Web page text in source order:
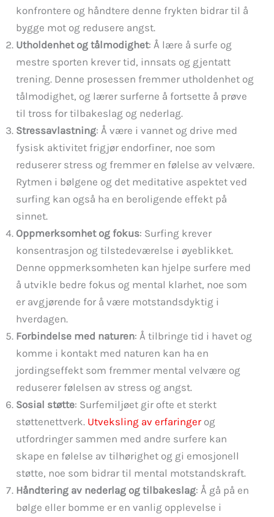
konfrontere og håndtere denne frykten bidrar til å
bygge mot og redusere angst.
Utholdenhet og tålmodighet: Å lære å surfe og
mestre sporten krever tid, innsats og gjentatt
trening. Denne prosessen fremmer utholdenhet og
tålmodighet, og lærer surferne å fortsette å prøve
til tross for tilbakeslag og nederlag.
Stressavlastning: Å være i vannet og drive med
fysisk aktivitet frigjør endorfiner, noe som
reduserer stress og fremmer en følelse av velvære.
Rytmen i bølgene og det meditative aspektet ved
surfing kan også ha en beroligende effekt på
sinnet.
Oppmerksomhet og fokus: Surfing krever
konsentrasjon og tilstedeværelse i øyeblikket.
Denne oppmerksomheten kan hjelpe surfere med
å utvikle bedre fokus og mental klarhet, noe som
er avgjørende for å være motstandsdyktig i
hverdagen.
Forbindelse med naturen: Å tilbringe tid i havet og
komme i kontakt med naturen kan ha en
jordingseffekt som fremmer mental velvære og
reduserer følelsen av stress og angst.
Sosial støtte: Surfemiljøet gir ofte et sterkt
støttenettverk. Utveksling av erfaringerog
utfordringer sammen med andre surfere kan
skape en følelse av tilhørighet og gi emosjonell
støtte, noe som bidrar til mental motstandskraft.
Håndtering av nederlag og tilbakeslag: Å gå på en
bølge eller bomme er en vanlig opplevelse i